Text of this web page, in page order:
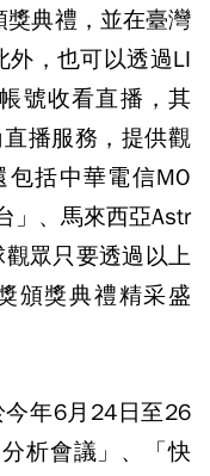
獎典禮，並在臺灣
外，也可以透過LI
帳號收看直播，其
直播服務，提供觀
括中華電信MO
」、馬來西亞Astr
眾只要透過以上
頒獎典禮精采盛
今年6月24日至26
析會議」、「快